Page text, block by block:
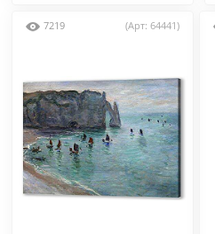
7219 (Арт: 64441)